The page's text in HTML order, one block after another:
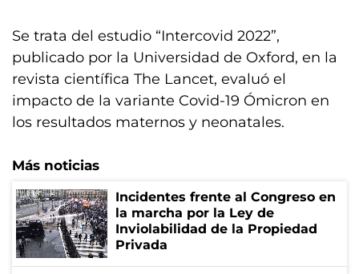
Se trata del estudio “Intercovid 2022”,
publicado por la Universidad de Oxford, en la
revista científica The Lancet, evaluó el
impacto de la variante Covid-19 Ómicron en
los resultados maternos y neonatales.
Más noticias
Incidentes frente al Congreso en
la marcha por la Ley de
Inviolabilidad de la Propiedad
Privada